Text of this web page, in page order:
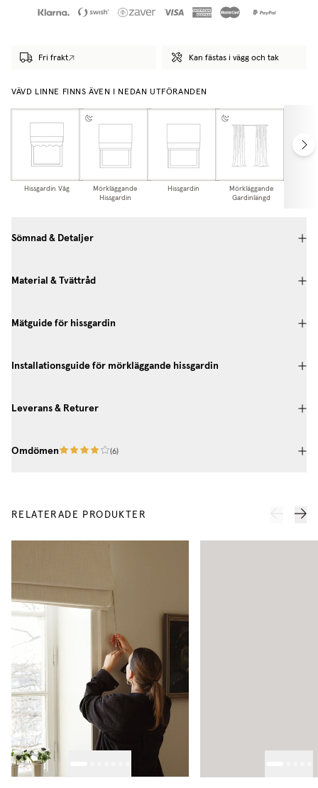
Fri frakt Kan fästas i vägg och tak
VÄVD LINNE FINNS ÄVEN I NEDAN UTFÖRANDEN
Hissgardin Våg
Mörkläggande
Hissgardin
Hissgardin
Mörkläggande
Gardinlängd
Sömnad & Detaljer
Material & Tvättråd
Mätguide för hissgardin
Installationsguide för mörkläggande hissgardin
Leverans & Returer
Omdömen (6)
RELATERADE PRODUKTER